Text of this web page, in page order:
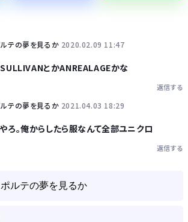
テの夢を見るか 2020.02.09 11:47
とかANREALAGEかな
返信する
テの夢を見るか 2021.04.03 18:29
ろ。俺からしたら服なんて全部ユニクロ
返信する